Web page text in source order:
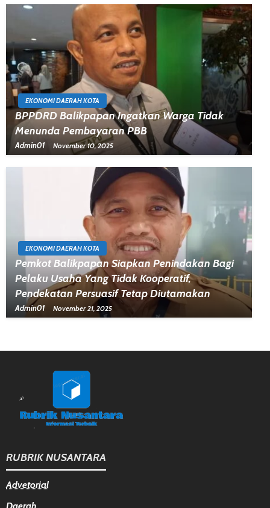
EKONOMI DAERAH KOTA
BPPDRD Balikpapan Ingatkan Warga Tidak
Menunda Pembayaran PBB
Admin01 November 10, 2025
EKONOMI DAERAH KOTA
Pemkot Balikpapan Siapkan Penindakan Bagi
Pelaku Usaha Yang Tidak Kooperatif,
Pendekatan Persuasif Tetap Diutamakan
Admin01 November 21, 2025
RUBRIK NUSANTARA
Advetorial